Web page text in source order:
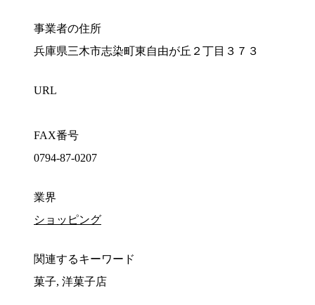
事業者の住所
兵庫県三木市志染町東自由が丘２丁目３７３
URL
FAX番号
0794-87-0207
業界
ショッピング
関連するキーワード
菓子, 洋菓子店